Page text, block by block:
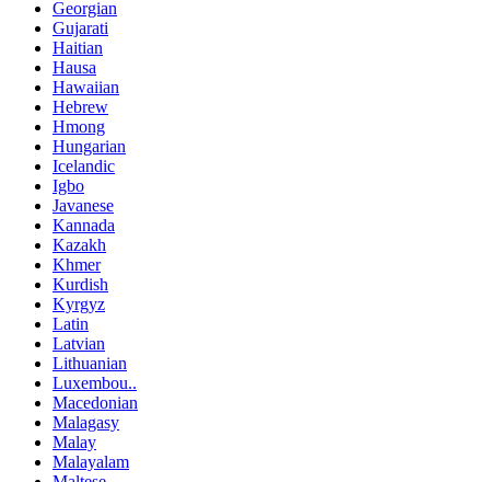
Georgian
Gujarati
Haitian
Hausa
Hawaiian
Hebrew
Hmong
Hungarian
Icelandic
Igbo
Javanese
Kannada
Kazakh
Khmer
Kurdish
Kyrgyz
Latin
Latvian
Lithuanian
Luxembou..
Macedonian
Malagasy
Malay
Malayalam